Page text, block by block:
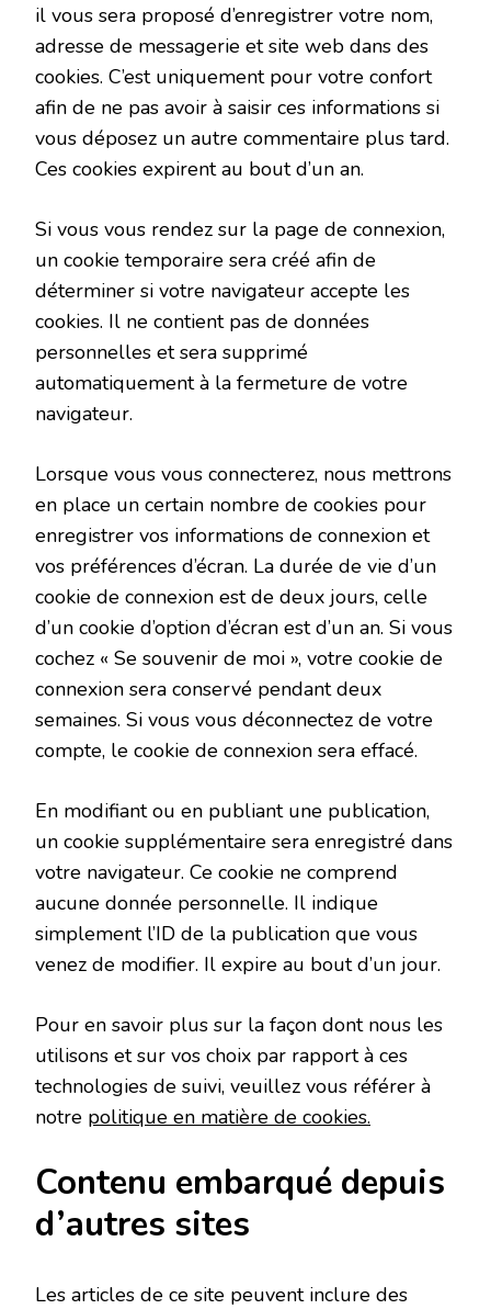
il vous sera proposé d’enregistrer votre nom,
adresse de messagerie et site web dans des
cookies. C’est uniquement pour votre confort
afin de ne pas avoir à saisir ces informations si
vous déposez un autre commentaire plus tard.
Ces cookies expirent au bout d’un an.
Si vous vous rendez sur la page de connexion,
un cookie temporaire sera créé afin de
déterminer si votre navigateur accepte les
cookies. Il ne contient pas de données
personnelles et sera supprimé
automatiquement à la fermeture de votre
navigateur.
Lorsque vous vous connecterez, nous mettrons
en place un certain nombre de cookies pour
enregistrer vos informations de connexion et
vos préférences d’écran. La durée de vie d’un
cookie de connexion est de deux jours, celle
d’un cookie d’option d’écran est d’un an. Si vous
cochez « Se souvenir de moi », votre cookie de
connexion sera conservé pendant deux
semaines. Si vous vous déconnectez de votre
compte, le cookie de connexion sera effacé.
En modifiant ou en publiant une publication,
un cookie supplémentaire sera enregistré dans
votre navigateur. Ce cookie ne comprend
aucune donnée personnelle. Il indique
simplement l’ID de la publication que vous
venez de modifier. Il expire au bout d’un jour.
Pour en savoir plus sur la façon dont nous les
utilisons et sur vos choix par rapport à ces
technologies de suivi, veuillez vous référer à
notre politique en matière de cookies.
Contenu embarqué depuis
d’autres sites
Les articles de ce site peuvent inclure des